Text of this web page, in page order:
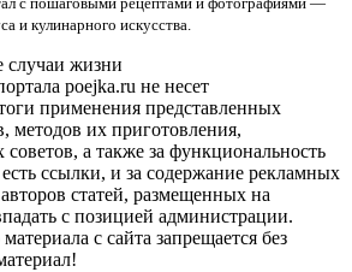
и кулинарного искусства.
случаи жизни
poejka.ru не несет
применения представленных
методов их приготовления,
а также за функциональность
ссылки, и за содержание рекламных
статей, размещенных на
с позицией администрации.
с сайта запрещается без